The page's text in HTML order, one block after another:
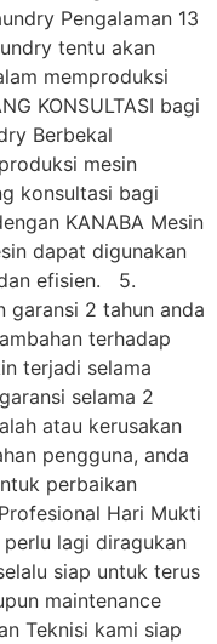
Pengalaman 13
tentu akan
memproduksi
KONSULTASI bagi
Berbekal
mesin
konsultasi bagi
KANABA Mesin
dapat digunakan
efisien. 5.
garansi 2 tahun anda
terhadap
terjadi selama
selama 2
atau kerusakan
pengguna, anda
perbaikan
Hari Mukti
lagi diragukan
siap untuk terus
maintenance
Teknisi kami siap